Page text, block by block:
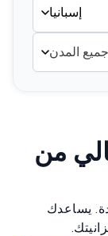
إسبانيا
جميع المدن
من
في أكثر من 257 عيادة. يساعدك